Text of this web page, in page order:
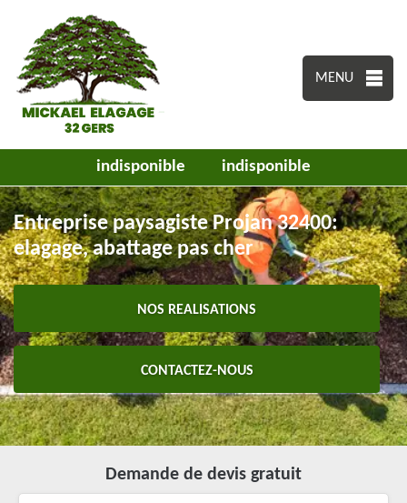
MENU
indisponible indisponible
Entreprise paysagiste Projan 32400:
elagage, abattage pas cher
NOS REALISATIONS
CONTACTEZ-NOUS
Demande de devis gratuit